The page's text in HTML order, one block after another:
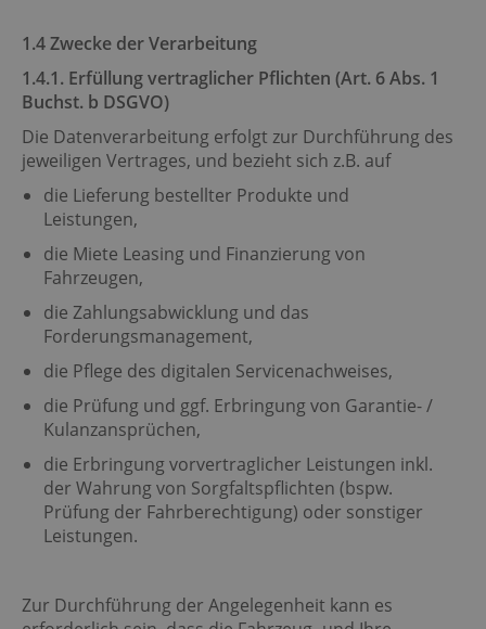
1.4 Zwecke der Verarbeitung
1.4.1. Erfüllung vertraglicher Pflichten (Art. 6 Abs. 1
Buchst. b DSGVO)
Die Datenverarbeitung erfolgt zur Durchführung des
jeweiligen Vertrages, und bezieht sich z.B. auf
die Lieferung bestellter Produkte und
Leistungen,
die Miete Leasing und Finanzierung von
Fahrzeugen,
die Zahlungsabwicklung und das
Forderungsmanagement,
die Pflege des digitalen Servicenachweises,
die Prüfung und ggf. Erbringung von Garantie- /
Kulanzansprüchen,
die Erbringung vorvertraglicher Leistungen inkl.
der Wahrung von Sorgfaltspflichten (bspw.
Prüfung der Fahrberechtigung) oder sonstiger
Leistungen.
Zur Durchführung der Angelegenheit kann es